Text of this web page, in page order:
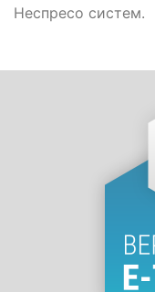
Неспресо систем.